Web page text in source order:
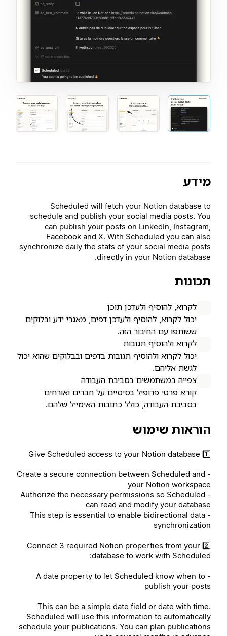
מידע
Scheduled will fetch your Notion database to
schedule and publish your social media posts. You
can publish your posts on LinkedIn, Instagram,
Facebook and X. With Scheduled you can also
synchronize daily the stats of your social media posts
directly in your Notion database.
תכונות
לקרוא, להוסיף ולעדכן תוכן
יכול לקרוא, להוסיף ולעדכן דפים, מאגרי ידע ובלוקים
ששותפו עם החיבור הזה.
לקרוא ולהוסיף תגובות
יכול לקרוא ולהוסיף תגובות בדפים ובבלוקים שהוא יכול
לגשת אליהם.
צפייה במשתמשים בסביבת העבודה
קורא פרטי פרופיל בסיסיים על חברים ואורחים
בסביבת העבודה, כולל כתובות האימייל שלהם.
הוראות שימוש
1️⃣ Give Scheduled access to your Notion database
- Create a secure connection between Scheduled and
your Notion workspace
- Authorize the necessary permissions so Scheduled
can read and modify your database
- This step is essential to enable bidirectional data
synchronization
2️⃣ Connect 3 required Notion properties from your
database to work with Scheduled:
- A date property to let Scheduled know when to
publish your posts
This can be a simple date field or date with time.
Scheduled will use this information to automatically
schedule your publications. You can plan publications